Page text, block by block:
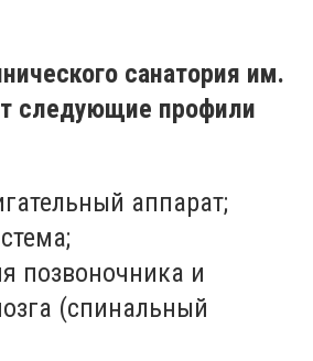
санатория им.
следующие профили
аппарат;
позвоночника и
(спинальный